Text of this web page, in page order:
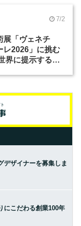
7/2
展「ヴェネチ
レ2026」に挑む
界に提示する美
デザイナーを募集しま
にこだわる創業100年